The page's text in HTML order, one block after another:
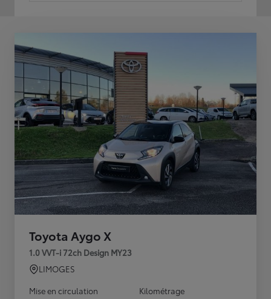
Toyota Aygo X
1.0 VVT-i 72ch Design MY23
LIMOGES
Mise en circulation
Kilométrage